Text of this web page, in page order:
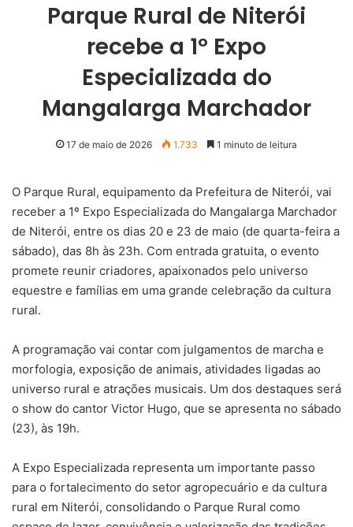
Parque Rural de Niterói
recebe a 1º Expo
Especializada do
Mangalarga Marchador
17 de maio de 2026 1.733 1 minuto de leitura
O Parque Rural, equipamento da Prefeitura de Niterói, vai
receber a 1º Expo Especializada do Mangalarga Marchador
de Niterói, entre os dias 20 e 23 de maio (de quarta-feira a
sábado), das 8h às 23h. Com entrada gratuita, o evento
promete reunir criadores, apaixonados pelo universo
equestre e famílias em uma grande celebração da cultura
rural.
A programação vai contar com julgamentos de marcha e
morfologia, exposição de animais, atividades ligadas ao
universo rural e atrações musicais. Um dos destaques será
o show do cantor Victor Hugo, que se apresenta no sábado
(23), às 19h.
A Expo Especializada representa um importante passo
para o fortalecimento do setor agropecuário e da cultura
rural em Niterói, consolidando o Parque Rural como